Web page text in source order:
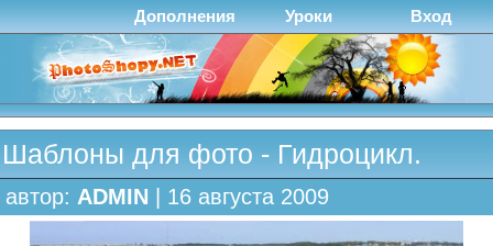
Дополнения Уроки Вход
Шаблоны для фото - Гидроцикл.
автор: ADMIN | 16 августа 2009